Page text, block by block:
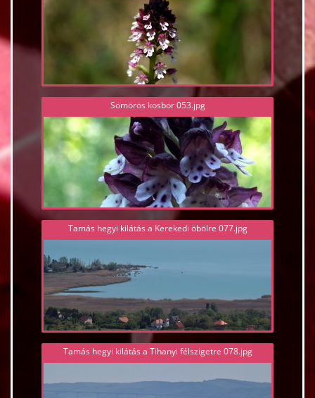
Sömörös kosbor 053.jpg
Tamás hegyi kilátás a Kerekedi öbölre 077.jpg
Tamás hegyi kilátás a Tihanyi félszigetre 078.jpg